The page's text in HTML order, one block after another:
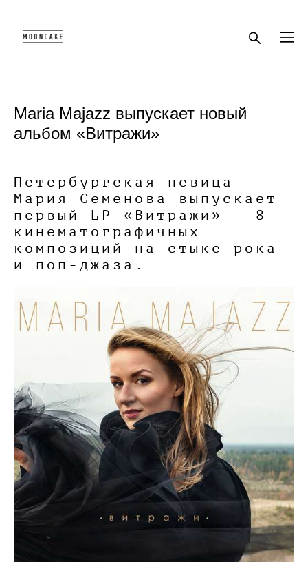
Maria Majazz выпускает новый
альбом «Витражи»
Петербургская певица
Мария Семенова выпускает
первый LP «Витражи» — 8
кинематографичных
композиций на стыке рока
и поп-джаза.